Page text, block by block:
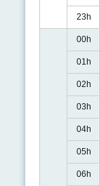
23h
00h
01h
02h
03h
04h
05h
06h